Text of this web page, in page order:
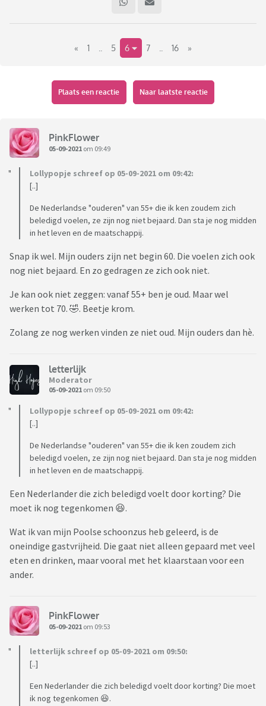
klasgenootje, je Surinaamse schoonmoeder wat je echt als
heel waardevol beschouwt?
(Dit is duidelijk géén discussie-topic. Het is ook niet bedoelt
dat je niks moois leert van andere culturen. Het staat je vrij
om daar zelf een topic over te openen.)
« 1 5 6 7 16 »
Plaats een reactie Naar laatste reactie
PinkFlower
05-09-2021 om 09:49
Lollypopje schreef op 05-09-2021 om 09:42:
[..]
De Nederlandse "ouderen" van 55+ die ik ken zoudem zich
beledigd voelen, ze zijn nog niet bejaard. Dan sta je nog midden
in het leven en de maatschappij.
Snap ik wel. Mijn ouders zijn net begin 60. Die voelen zich ook
nog niet bejaard. En zo gedragen ze zich ook niet.
Je kan ook niet zeggen: vanaf 55+ ben je oud. Maar wel
werken tot 70. 🤣. Beetje krom.
Zolang ze nog werken vinden ze niet oud. Mijn ouders dan hè.
letterlijk
Moderator
05-09-2021 om 09:50
Lollypopje schreef op 05-09-2021 om 09:42:
[..]
De Nederlandse "ouderen" van 55+ die ik ken zoudem zich
beledigd voelen, ze zijn nog niet bejaard. Dan sta je nog midden
in het leven en de maatschappij.
Een Nederlander die zich beledigd voelt door korting? Die
moet ik nog tegenkomen 😆.
Wat ik van mijn Poolse schoonzus heb geleerd, is de
oneindige gastvrijheid. Die gaat niet alleen gepaard met veel
eten en drinken, maar vooral met het klaarstaan voor een
ander.
PinkFlower
05-09-2021 om 09:53
letterlijk schreef op 05-09-2021 om 09:50:
[..]
Een Nederlander die zich beledigd voelt door korting? Die moet
ik nog tegenkomen 😆.